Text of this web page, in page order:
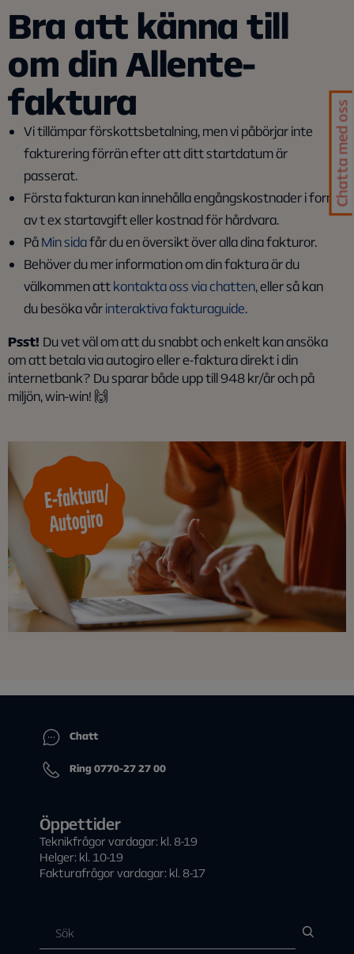
Bra att känna till
om din Allente-
faktura
Vi tillämpar förskottsbetalning, men vi påbörjar inte
fakturering förrän efter att ditt startdatum är
passerat.
Första fakturan kan innehålla engångskostnader i form
av t ex startavgift eller kostnad för hårdvara.
PåMin sidafår du en översikt över alla dina fakturor.
Behöver du mer information om din faktura är du
välkommen attkontakta oss via chatten, eller så kan
du besöka vårinteraktiva fakturaguide.
Psst! Du vet väl om att du snabbt och enkelt kan ansöka
om att betala via autogiro eller e-faktura direkt i din
internetbank? Dusparar både upptill948 kr/år och på
miljön, win-win! 🙌
Chatt
Ring 0770-27 27 00
Öppettider
Teknikfrågor vardagar: kl. 8-19
Helger: kl. 10-19
Fakturafrågor vardagar: kl. 8-17
Chatta med oss